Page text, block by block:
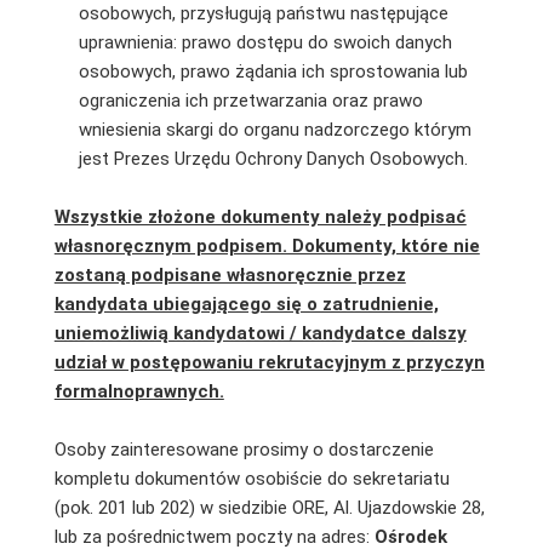
osobowych, przysługują państwu następujące
uprawnienia: prawo dostępu do swoich danych
osobowych, prawo żądania ich sprostowania lub
ograniczenia ich przetwarzania oraz prawo
wniesienia skargi do organu nadzorczego którym
jest Prezes Urzędu Ochrony Danych Osobowych.
Wszystkie złożone dokumenty należy podpisać
własnoręcznym podpisem. Dokumenty, które nie
zostaną podpisane własnoręcznie przez
kandydata ubiegającego się o zatrudnienie,
uniemożliwią kandydatowi / kandydatce dalszy
udział w postępowaniu rekrutacyjnym z przyczyn
formalnoprawnych.
Osoby zainteresowane prosimy o dostarczenie
kompletu dokumentów osobiście do sekretariatu
(pok. 201 lub 202) w siedzibie ORE, Al. Ujazdowskie 28,
lub za pośrednictwem poczty na adres: Ośrodek